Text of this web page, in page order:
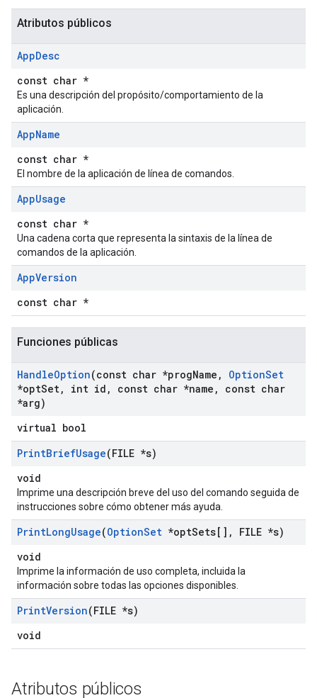
Atributos públicos
AppDesc
const char *
Es una descripción del propósito/comportamiento de la
aplicación.
AppName
const char *
El nombre de la aplicación de línea de comandos.
AppUsage
const char *
Una cadena corta que representa la sintaxis de la línea de
comandos de la aplicación.
AppVersion
const char *
Funciones públicas
HandleOption(const char *progName , OptionSet
*optSet, int id , const char *name ,
const char
*arg)
virtual bool
PrintBriefUsage(FILE *s)
void
Imprime una descripción breve del uso del comando seguida de
instrucciones sobre cómo obtener más ayuda.
PrintLongUsage(OptionSet *optSets[] ,
FILE *s)
void
Imprime la información de uso completa, incluida la
información sobre todas las opciones disponibles.
PrintVersion(FILE *s)
void
Atributos públicos